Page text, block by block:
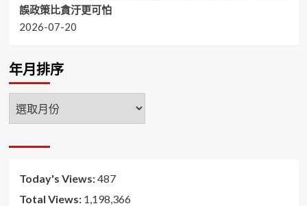
誤政策比貪汙更可怕
2026-07-20
年月排序
年
月
序
Today's Views:487
Total Views: 1,198,366